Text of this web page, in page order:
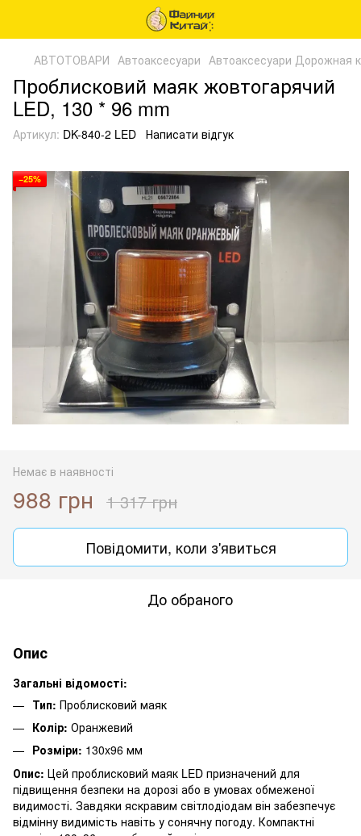
АВТОТОВАРИ Автоаксесуари Автоаксесуари Дорожная
Проблисковий маяк жовтогарячий
LED, 130 * 96 mm
Артикул: DK-840-2 LED Написати відгук
−25%
Немає в наявності
988 грн 1 317 грн
Повідомити, коли з'явиться
До обраного
Опис
Загальні відомості:
Тип: Проблисковий маяк
Колір: Оранжевий
Розміри: 130x96 мм
Опис: Цей проблисковий маяк LED призначений для
підвищення безпеки на дорозі або в умовах обмеженої
видимості. Завдяки яскравим світлодіодам він забезпечує
відмінну видимість навіть у сонячну погоду. Компактні